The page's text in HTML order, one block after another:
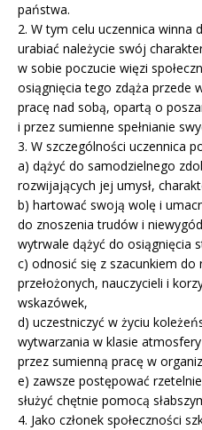
państwa.
2. W tym celu uczennica winna
urabiać należycie swój
w sobie poczucie więzi
osiągnięcia tego zdąża przede
pracę nad sobą, opartą o
i przez sumienne spełnianie
3. W szczególności uczennica
a) dążyć do samodzielnego
rozwijających jej umysł,
b) hartować swoją wolę i
do znoszenia trudów i
wytrwale dążyć do osiągnięcia
c) odnosić się z szacunkiem
przełożonych, nauczycieli i
wskazówek,
d) uczestniczyć w życiu
wytwarzania w klasie
przez sumienną pracę w
e) zawsze postępować
służyć chętnie pomocą
4. Jako członek społeczności